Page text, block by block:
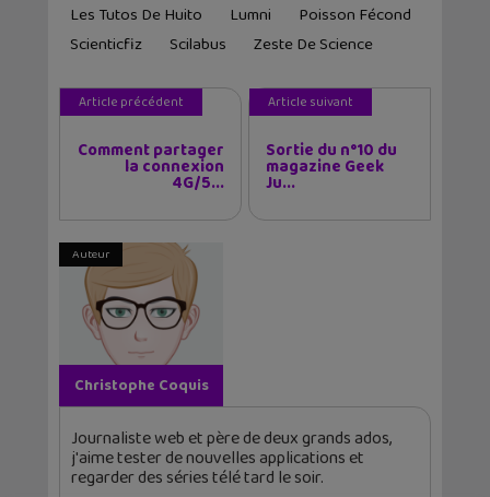
Les Tutos De Huito
Lumni
Poisson Fécond
Scienticfiz
Scilabus Zeste De Science
Article précédent
Comment partager
la connexion
4G/5...
Article suivant
Sortie du n°10 du
magazine Geek
Ju...
Auteur
Christophe Coquis
Journaliste web et père de deux grands ados,
j'aime tester de nouvelles applications et
regarder des séries télé tard le soir.